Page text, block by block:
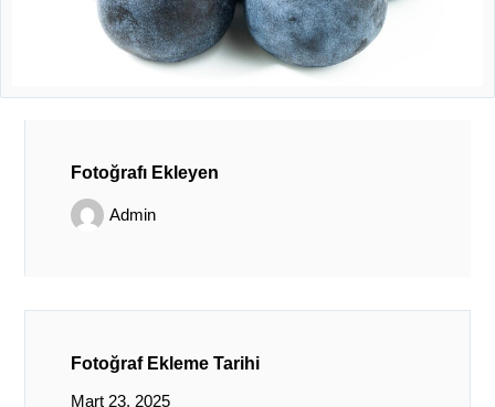
Fotoğrafı Ekleyen
Admin
Fotoğraf Ekleme Tarihi
Mart 23, 2025